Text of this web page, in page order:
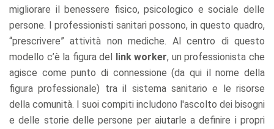
migliorare il benessere fisico, psicologico e sociale delle
persone. I professionisti sanitari possono, in questo quadro,
“prescrivere” attività non mediche. Al centro di questo
modello c’è la figura del link worker, un professionista che
agisce come punto di connessione (da qui il nome della
figura professionale) tra il sistema sanitario e le risorse
della comunità. I suoi compiti includono l'ascolto dei bisogni
e delle storie delle persone per aiutarle a definire i propri